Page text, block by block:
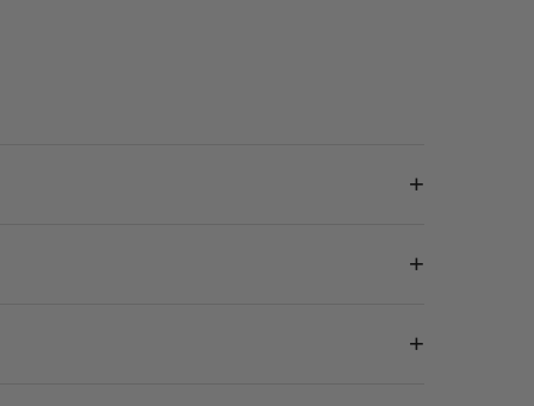
+
+
+